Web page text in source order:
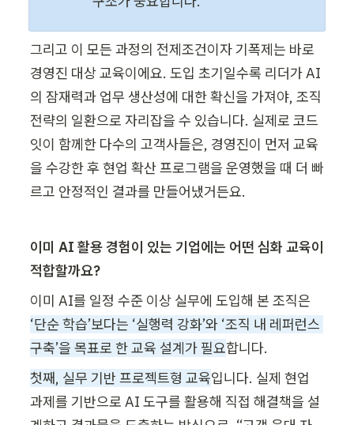
그리고 이 모든 과정의 전제조건이자 기폭제는 바로
경영진 대상 교육이에요. 도입 초기일수록 리더가 AI
의 잠재력과 업무 생산성에 대한 확신을 가져야, 조직
전략의 일환으로 자리잡을 수 있습니다. 실제로 코드
잇이 함께한 다수의 고객사들은, 경영진이 먼저 교육
을 수강한 후 현업 확산 프로그램을 운영했을 때 더 빠
르고 안정적인 결과를 만들어냈거든요.
이미 AI 활용 경험이 있는 기업에는 어떤 심화 교육이
적합할까요?
‘단순 학습’보다는 ‘실행력 강화’와 ‘조직 내 레퍼런스
구축’을 목표로 한 교육 설계가 필요합니다.
첫째, 실무 기반 프로젝트형 교육입니다. 실제 현업
과제를 기반으로 AI 도구를 활용해 직접 해결책을 설